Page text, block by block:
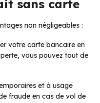
sans carte
non négligeables :
votre carte bancaire en
vous pouvez tout de
et à usage
fraude en cas de vol de